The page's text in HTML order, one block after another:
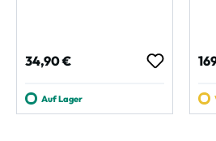
Regulärer Preis:
34,90 €
Auf Lager